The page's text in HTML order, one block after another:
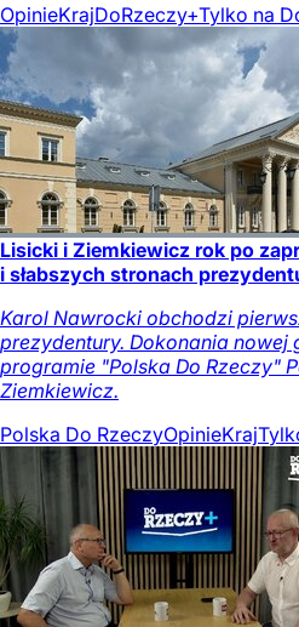
OpinieKrajDoRzeczy+Tylko na
Lisicki i Ziemkiewicz rok po
i słabszych stronach
Karol Nawrocki obchodzi
prezydentury. Dokonania nowej
programie "Polska Do Rzeczy"
Ziemkiewicz.
Polska Do RzeczyOpinieKraj